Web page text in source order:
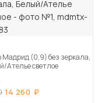
Мадрид (0,9) без зеркала,
Ателье светлое
14 260